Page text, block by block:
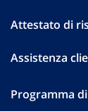
Attestato di
Assistenza
Programma